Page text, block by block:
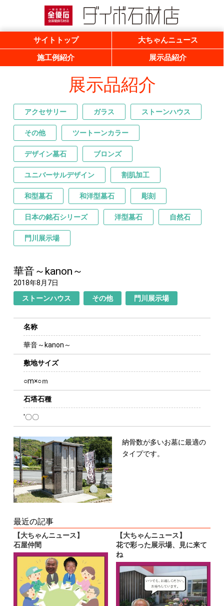
一般社団法人 全優石 全国優良石材店
サイトトップ
大ちゃんニュース
施工例紹介
展示品紹介
展示品紹介
アクセサリー ガラス ストーンハウス
その他 ツートーンカラー
デザイン墓石 ブロンズ
ユニバーサルデザイン 割肌加工
和型墓石 和洋型墓石 彫刻
日本の銘石シリーズ 洋型墓石 自然石
門川展示場
華音～kanon～
2018年8月7日
ストーンハウス
その他 門川展示場
名称
華音～kanon～
敷地サイズ
○m×○ｍ
石塔石種
'〇〇
納骨数が多いお墓に最適の
タイプです。
最近の記事
【大ちゃんニュース】
石屋仲間
【大ちゃんニュース】
花で彩った展示場、見に来て
ね